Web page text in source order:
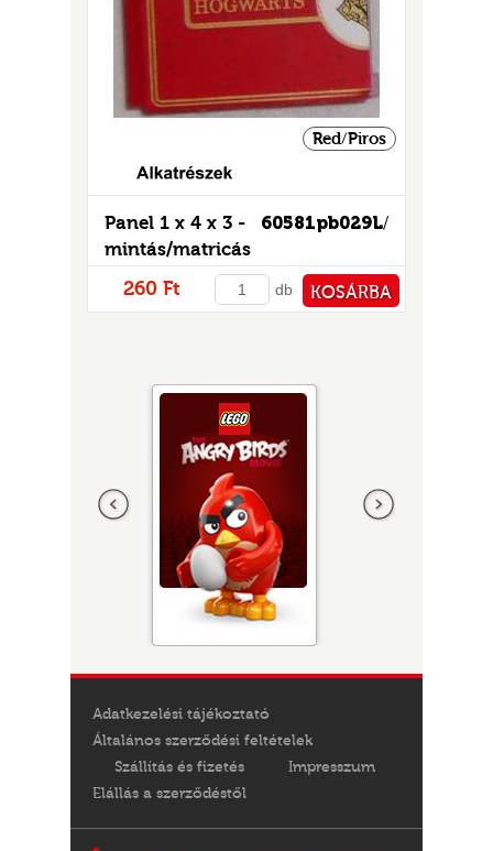
Red/Piros
60581pb029L/
Panel 1 x 4 x 3 -
mintás/matricás
260 Ft db KOSÁRBA
Adatkezelési tájékoztató
Általános szerződési feltételek
Szállítás és fizetés
Impresszum
Elállás a szerződéstől